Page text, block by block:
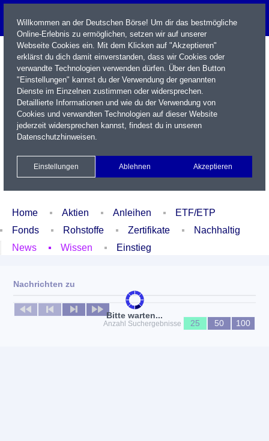
Name / WKN / ISIN / Kürzel
Xetra Realtime
Watchlist Portfolio Login
Home Aktien Anleihen
ETF/ETP
Fonds
Rohstoffe Zertifikate
Nachhaltig
News
Wissen Einstieg
Bitte warten...
Nachrichten zu
Keine News verfügbar
Anzahl Suchergebnisse
25 50 100
Willkommen an der Deutschen Börse! Um dir das bestmögliche
Online-Erlebnis zu ermöglichen, setzen wir auf unserer
Webseite Cookies ein. Mit dem Klicken auf "Akzeptieren"
erklärst du dich damit einverstanden, dass wir Cookies oder
verwandte Technologien verwenden dürfen. Über den Button
"Einstellungen" kannst du der Verwendung der genannten
Dienste im Einzelnen zustimmen oder widersprechen.
Detaillierte Informationen und wie du der Verwendung von
Cookies und verwandten Technologien auf dieser Website
jederzeit widersprechen kannst, findest du in unseren
Datenschutzhinweisen.
Einstellungen Ablehnen Akzeptieren